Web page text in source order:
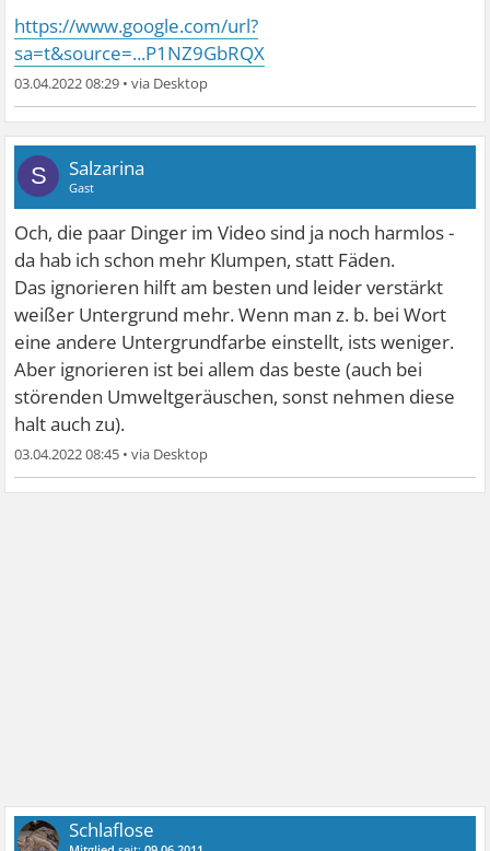
https://www.google.com/url?
sa=t&source=...P1NZ9GbRQX
03.04.2022 08:29 •
S Salzarina
Gast
Och, die paar Dinger im Video sind ja noch harmlos -
da hab ich schon mehr Klumpen, statt Fäden.
Das ignorieren hilft am besten und leider verstärkt
weißer Untergrund mehr. Wenn man z. b. bei Wort
eine andere Untergrundfarbe einstellt, ists weniger.
Aber ignorieren ist bei allem das beste (auch bei
störenden Umweltgeräuschen, sonst nehmen diese
halt auch zu).
03.04.2022 08:45 •
Schlaflose